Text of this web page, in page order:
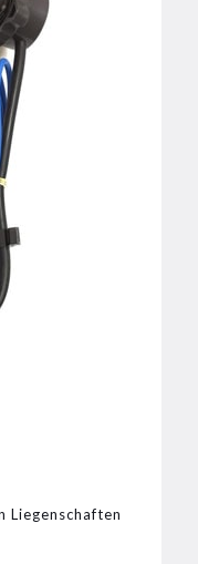
Liegenschaften